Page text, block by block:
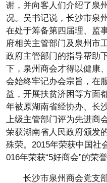
谢，并向客人们介绍了泉
况。吴书记说，长沙市泉
在处于筹备第四届理、监
府相关主管部门及泉州市
政府主管部门的指导帮助
下，泉州商会才得以健康
会始终牢记办会宗旨，在
益，开展扶贫济困等方面
年被原湖南省经协办、长
上级主管部门评为先进商
荣获湖南省人民政府颁发
殊荣。2015年荣获中国社
016年荣获“5好商会”的荣誉
长沙市泉州商会党支